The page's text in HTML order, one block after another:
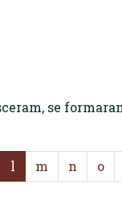
se
l m n o